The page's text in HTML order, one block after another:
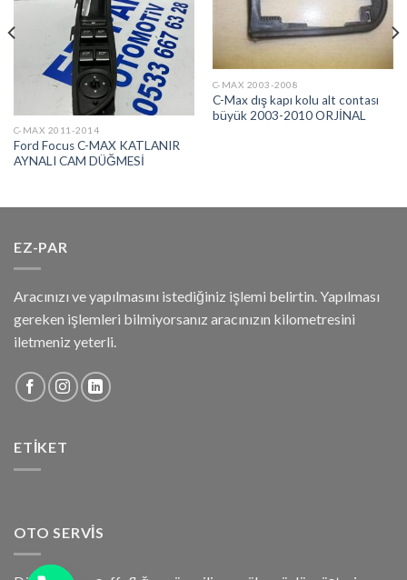
C-MAX 2011-2014
Ford Focus C-MAX KATLANIR
AYNALI CAM DÜĞMESİ
C-MAX 2003-2008
C-Max dış kapı kolu alt contası
büyük 2003-2010 ORJİNAL
EZ-PAR
Aracınızı ve yapılmasını istediğiniz işlemi belirtin. Yapılması
gereken işlemleri bilmiyorsanız aracınızın kilometresini
iletmeniz yeterli.
ETIKET
OTO SERVIS